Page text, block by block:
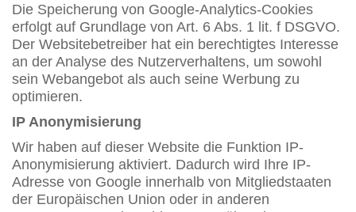
Die Speicherung von Google-Analytics-Cookies
erfolgt auf Grundlage von Art. 6 Abs. 1 lit. f DSGVO.
Der Websitebetreiber hat ein berechtigtes Interesse
an der Analyse des Nutzerverhaltens, um sowohl
sein Webangebot als auch seine Werbung zu
optimieren.
IP Anonymisierung
Wir haben auf dieser Website die Funktion IP-
Anonymisierung aktiviert. Dadurch wird Ihre IP-
Adresse von Google innerhalb von Mitgliedstaaten
der Europäischen Union oder in anderen